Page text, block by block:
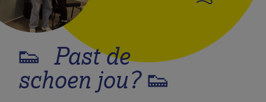
👟 Past de
schoen jou? 👟